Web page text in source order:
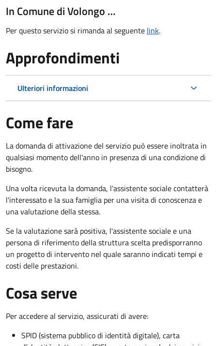
In Comune di Volongo …
Per questo servizio si rimanda al seguente link.
Approfondimenti
Ulteriori informazioni
Come fare
La domanda di attivazione del servizio può essere inoltrata in
qualsiasi momento dell'anno in presenza di una condizione di
bisogno.
Una volta ricevuta la domanda, l'assistente sociale contatterà
l'interessato e la sua famiglia per una visita di conoscenza e
una valutazione della stessa.
Se la valutazione sarà positiva, l'assistente sociale e una
persona di riferimento della struttura scelta predisporranno
un progetto di intervento nel quale saranno indicati tempi e
costi delle prestazioni.
Cosa serve
Per accedere al servizio, assicurati di avere:
SPID (sistema pubblico di identità digitale), carta